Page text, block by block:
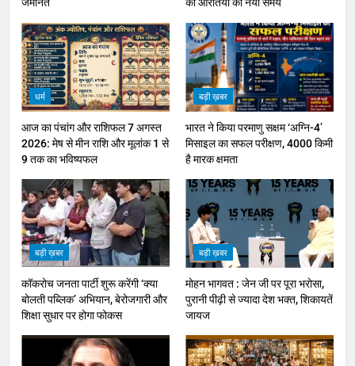
जमानत
की आरतियों का नया समय
धर्म
आज का पंचांग और राशिफल 7 अगस्त
2026: मेष से मीन राशि और मूलांक 1 से
9 तक का भविष्यफल
बड़ी ख़बर
भारत ने किया परमाणु सक्षम ‘अग्नि-4’
मिसाइल का सफल परीक्षण, 4000 किमी
है मारक क्षमता
बड़ी ख़बर
कॉकरोच जनता पार्टी शुरू करेंगी ‘क्या
बोलती पब्लिक’ अभियान, बेरोजगारी और
शिक्षा सुधार पर होगा फोकस
बड़ी ख़बर
मोहन भागवत : जेन जी पर पूरा भरोसा,
पुरानी पीढ़ी से ज्यादा देश भक्त, शिकायतें
जायज